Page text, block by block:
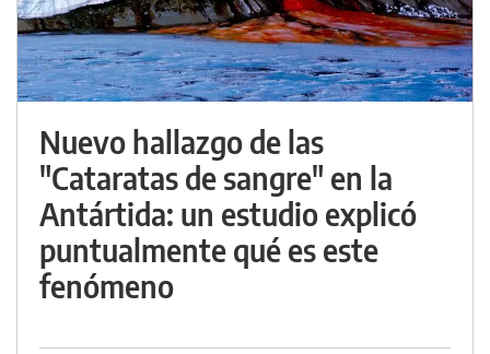
Nuevo hallazgo de las
"Cataratas de sangre" en la
Antártida: un estudio explicó
puntualmente qué es este
fenómeno